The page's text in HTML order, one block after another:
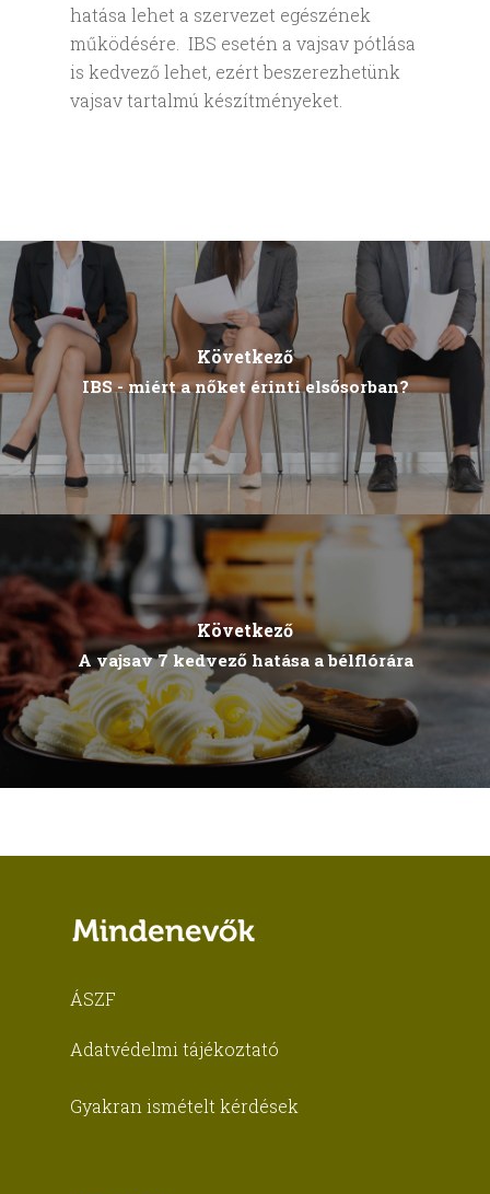
hatása lehet a szervezet egészének
működésére. IBS esetén a vajsav pótlása
is kedvező lehet, ezért beszerezhetünk
vajsav tartalmú készítményeket.
Következő
IBS - miért a nőket érinti elsősorban?
Következő
A vajsav 7 kedvező hatása a bélflórára
ÁSZF
Adatvédelmi tájékoztató
Gyakran ismételt kérdések